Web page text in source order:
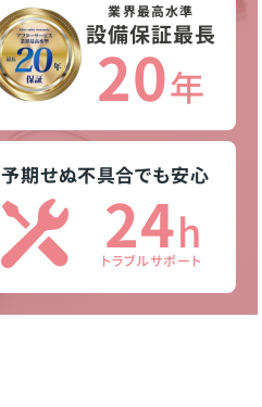
業界最高水準
設備保証最長
20年
予期せぬ不具合でも安心
24h
トラブルサポート